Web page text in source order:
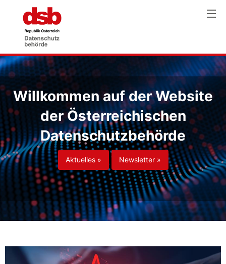
Willkommen auf der Website
der Österreichischen
Datenschutzbehörde
Aktuelles » Newsletter »